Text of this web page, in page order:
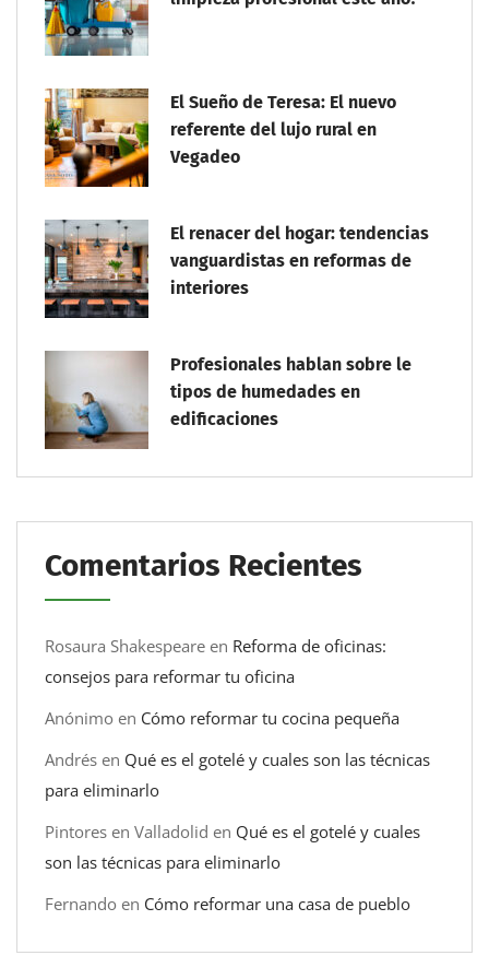
El Sueño de Teresa: El nuevo
referente del lujo rural en
Vegadeo
El renacer del hogar: tendencias
vanguardistas en reformas de
interiores
Profesionales hablan sobre le
tipos de humedades en
edificaciones
Comentarios Recientes
Rosaura Shakespeare en Reforma de oficinas:
consejos para reformar tu oficina
Anónimo en Cómo reformar tu cocina pequeña
Andrés en Qué es el gotelé y cuales son las técnicas
para eliminarlo
Pintores en Valladolid en Qué es el gotelé y cuales
son las técnicas para eliminarlo
Fernando en Cómo reformar una casa de pueblo